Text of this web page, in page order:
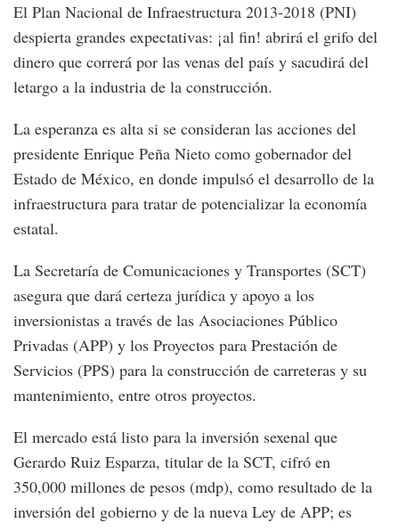
El Plan Nacional de Infraestructura 2013-2018 (PNI)
despierta grandes expectativas: ¡al fin! abrirá el grifo del
dinero que correrá por las venas del país y sacudirá del
letargo a la industria de la construcción.
La esperanza es alta si se consideran las acciones del
presidente Enrique Peña Nieto como gobernador del
Estado de México, en donde impulsó el desarrollo de la
infraestructura para tratar de potencializar la economía
estatal.
La Secretaría de Comunicaciones y Transportes (SCT)
asegura que dará certeza jurídica y apoyo a los
inversionistas a través de las Asociaciones Público
Privadas (APP) y los Proyectos para Prestación de
Servicios (PPS) para la construcción de carreteras y su
mantenimiento, entre otros proyectos.
El mercado está listo para la inversión sexenal que
Gerardo Ruiz Esparza, titular de la SCT, cifró en
350,000 millones de pesos (mdp), como resultado de la
inversión del gobierno y de la nueva Ley de APP; es